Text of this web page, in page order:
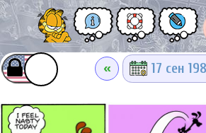
« 17 сен